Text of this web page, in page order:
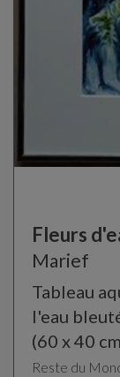
Fleurs
Marief
Tableau
l'eau
(60 x 40
Reste du